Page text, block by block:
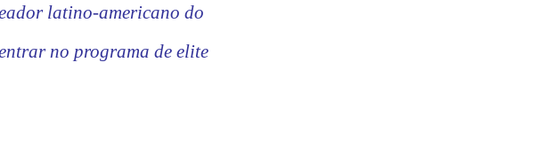
latino-americano do
no programa de elite